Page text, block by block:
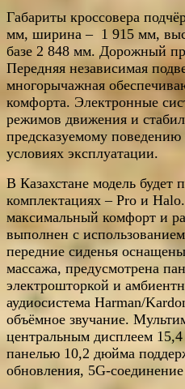
Габариты кроссовера
мм, ширина – 1 915 мм,
базе 2 848 мм. Дорожный
Передняя независимая
многорычажная
комфорта. Электронные
режимов движения и
предсказуемому
условиях эксплуатации.
В Казахстане модель будет
комплектациях – Pro и
максимальный комфорт и
выполнен с
передние сиденья
массажа, предусмотрена
электрошторкой и
аудиосистема Harman/
объёмное звучание.
центральным дисплеем
панелью 10,2 дюйма
обновления, 5G-